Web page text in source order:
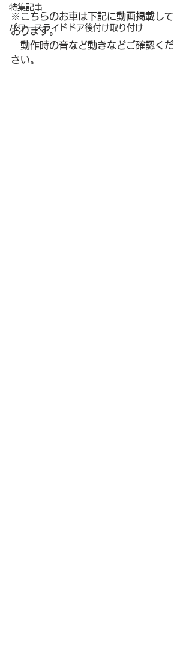
特集記事
パワースライドドア後付け取り付け
※こちらのお車は下記に動画掲載して
おります。
動作時の音など動きなどご確認くだ
さい。